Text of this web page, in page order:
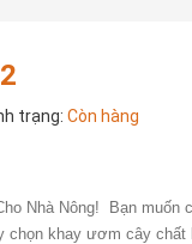
trạng:Còn hàng
Nhà Nông! Bạn muốn
chọn khay ươm cây